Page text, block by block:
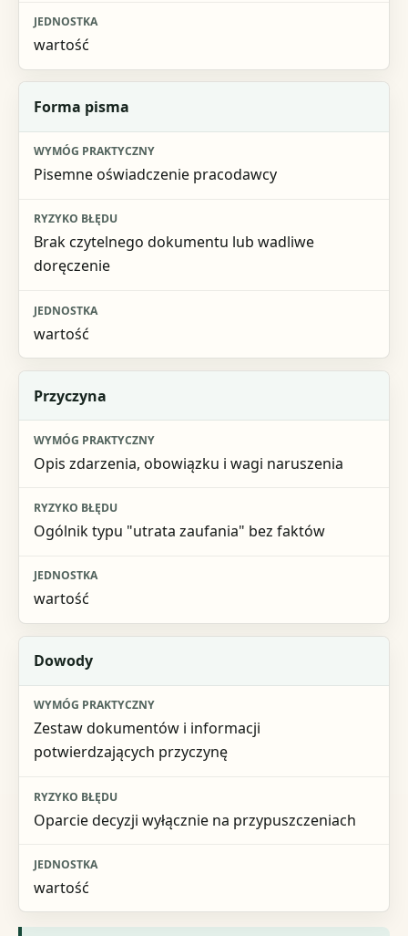
wartość
Forma pisma
Pisemne oświadczenie pracodawcy
Brak czytelnego dokumentu lub wadliwe
doręczenie
wartość
Przyczyna
Opis zdarzenia, obowiązku i wagi naruszenia
Ogólnik typu "utrata zaufania" bez faktów
wartość
Dowody
Zestaw dokumentów i informacji
potwierdzających przyczynę
Oparcie decyzji wyłącznie na przypuszczeniach
wartość